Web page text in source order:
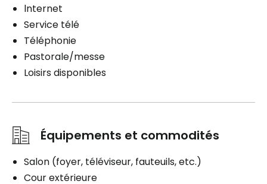
lnternet
Service télé
Téléphonie
Pastorale/messe
Loisirs disponibles
Équipements et commodités
Salon (foyer, téléviseur, fauteuils, etc.)
Cour extérieure